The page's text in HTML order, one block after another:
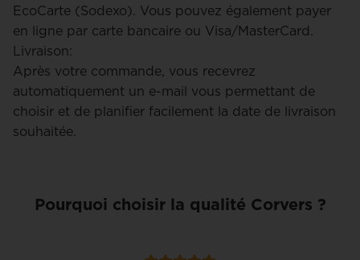
EcoCarte (Sodexo). Vous pouvez également payer
en ligne par carte bancaire ou Visa/MasterCard.
Livraison:
Après votre commande, vous recevrez
automatiquement un e-mail vous permettant de
choisir et de planifier facilement la date de livraison
souhaitée.
Pourquoi choisir la qualité Corvers ?